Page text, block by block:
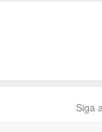
Siga